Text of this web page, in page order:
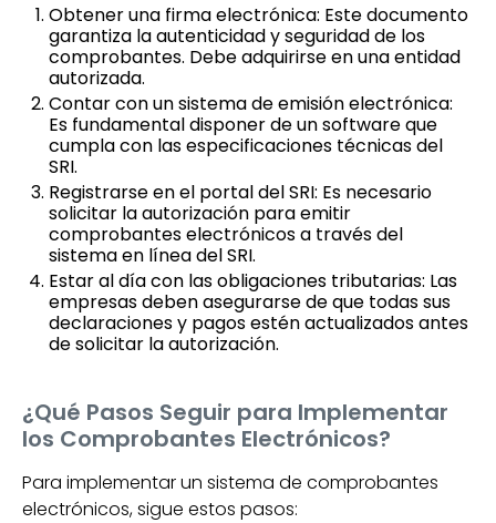
Obtener una firma electrónica: Este documento
garantiza la autenticidad y seguridad de los
comprobantes. Debe adquirirse en una entidad
autorizada.
Contar con un sistema de emisión electrónica:
Es fundamental disponer de un software que
cumpla con las especificaciones técnicas del
SRI.
Registrarse en el portal del SRI: Es necesario
solicitar la autorización para emitir
comprobantes electrónicos a través del
sistema en línea del SRI.
Estar al día con las obligaciones tributarias: Las
empresas deben asegurarse de que todas sus
declaraciones y pagos estén actualizados antes
de solicitar la autorización.
¿Qué Pasos Seguir para Implementar
los Comprobantes Electrónicos?
Para implementar un sistema de comprobantes
electrónicos, sigue estos pasos: